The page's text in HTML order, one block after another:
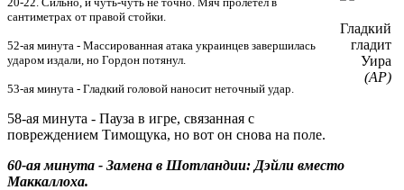
Гладкий
гладит
Уира
(АР)
сантиметрах от правой стойки.
52-ая минута - Массированная атака украинцев завершилась
ударом издали, но Гордон потянул.
53-ая минута - Гладкий головой наносит неточный удар.
58-ая минута - Пауза в игре, связанная с
повреждением Тимощука, но вот он снова на поле.
60-ая минута - Замена в Шотландии: Дэйли вместо
Маккаллоха.